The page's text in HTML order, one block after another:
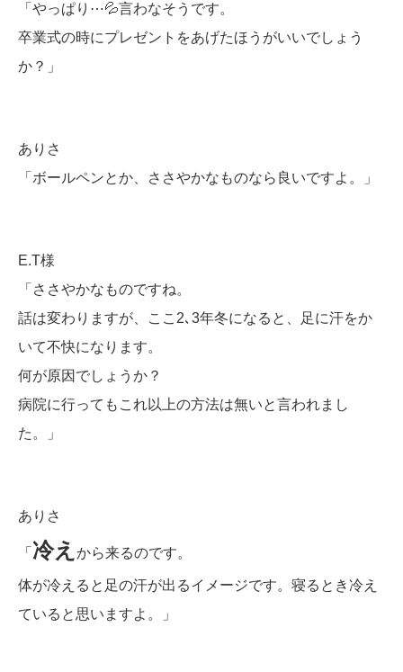
「やっぱり⋯💦言わなそうです。
卒業式の時にプレゼントをあげたほうがいいでしょう
か？」
ありさ
「ボールペンとか、ささやかなものなら良いですよ。」
E.T様
「ささやかなものですね。
話は変わりますが、ここ2､3年冬になると、足に汗をか
いて不快になります。
何が原因でしょうか？
病院に行ってもこれ以上の方法は無いと言われまし
た。」
ありさ
「 冷え から来るのです。
体が冷えると足の汗が出るイメージです。寝るとき冷え
ていると思いますよ。」